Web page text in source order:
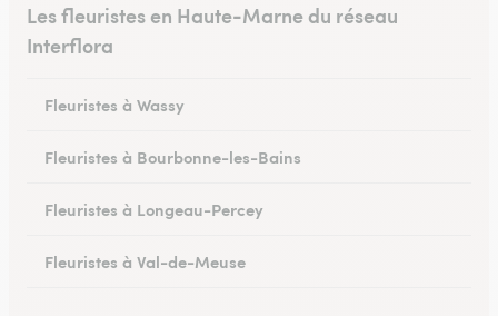
Les fleuristes en Haute-Marne du réseau
Interflora
Fleuristes à Wassy
Fleuristes à Bourbonne-les-Bains
Fleuristes à Longeau-Percey
Fleuristes à Val-de-Meuse